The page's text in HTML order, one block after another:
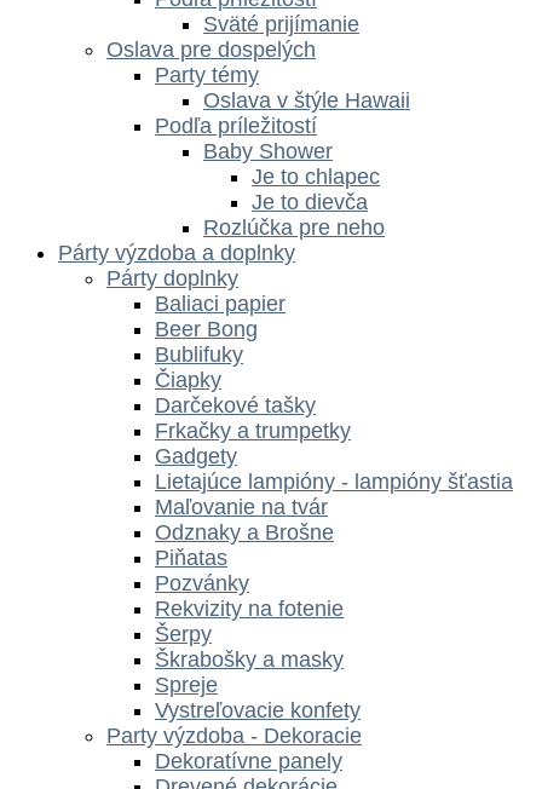
Sväté prijímanie
Oslava pre dospelých
Party témy
Oslava v štýle Hawaii
Podľa príležitostí
Baby Shower
Je to chlapec
Je to dievča
Rozlúčka pre neho
Párty výzdoba a doplnky
Párty doplnky
Baliaci papier
Beer Bong
Bublifuky
Čiapky
Darčekové tašky
Frkačky a trumpetky
Gadgety
Lietajúce lampióny - lampióny šťastia
Maľovanie na tvár
Odznaky a Brošne
Piňatas
Pozvánky
Rekvizity na fotenie
Šerpy
Škrabošky a masky
Spreje
Vystreľovacie konfety
Party výzdoba - Dekoracie
Dekoratívne panely